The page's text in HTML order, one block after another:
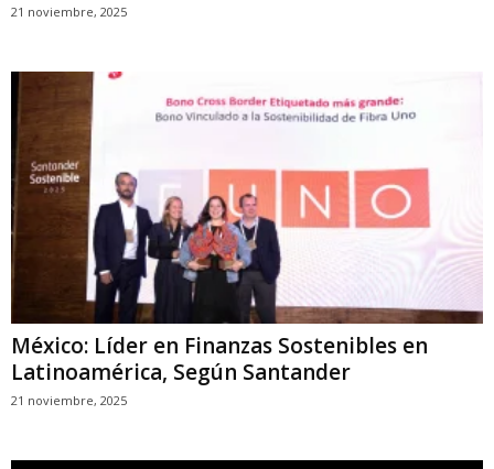
21 noviembre, 2025
México: Líder en Finanzas Sostenibles en
Latinoamérica, Según Santander
21 noviembre, 2025